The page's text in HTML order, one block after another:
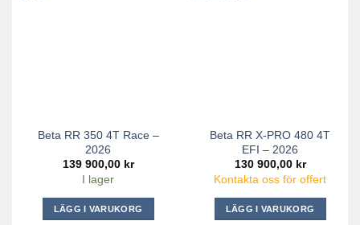
Beta RR 350 4T Race –
2026
139 900,00 kr
I lager
LÄGG I VARUKORG
Beta RR X-PRO 480 4T
EFI – 2026
130 900,00 kr
Kontakta oss för offert
LÄGG I VARUKORG